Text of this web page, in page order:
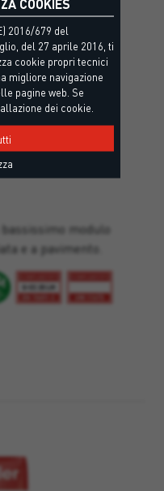
modulo
e a pavimento.
2016/679 del
del 27 aprile 2016, ti
cookie propri tecnici
migliore navigazione
pagine web. Se
dei cookie.